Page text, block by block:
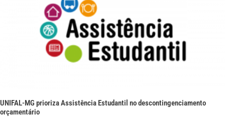
UNIFAL-MG prioriza Assistência Estudantil no descontingenciamento
orçamentário